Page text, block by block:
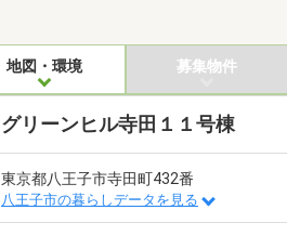
地図・環境 募集物件
グリーンヒル寺田１１号棟
東京都八王子市寺田町432番
八王子市の暮らしデータを見る